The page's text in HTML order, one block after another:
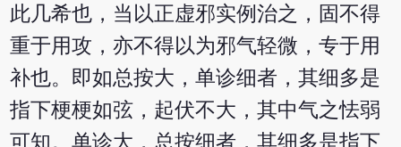
此几希也，当以正虚邪实例治之，固不得
重于用攻，亦不得以为邪气轻微，专于用
补也。即如总按大，单诊细者，其细多是
指下梗梗如弦，起伏不大，其中气之怯弱
可知。单诊大，总按细者，其细多是指下